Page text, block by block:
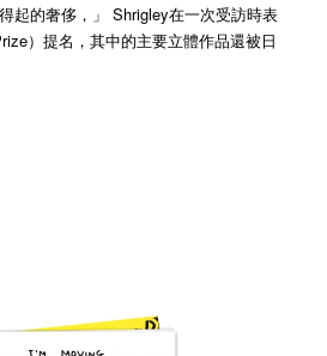
起的奢侈，」 Shrigley在一次受訪時表
）提名，其中的主要立體作品還被日